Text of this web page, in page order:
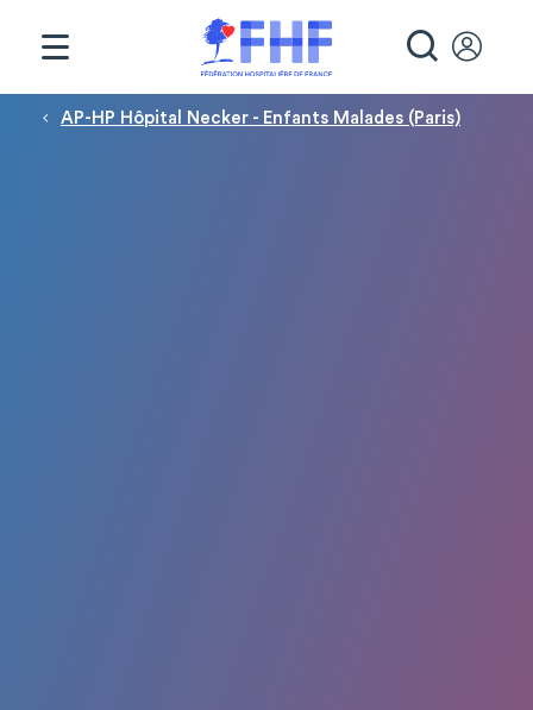
Fil d'Ariane
AP-HP Hôpital Necker - Enfants Malades (Paris)
Panneau de gestion des cookies